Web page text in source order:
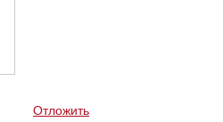
Отложить